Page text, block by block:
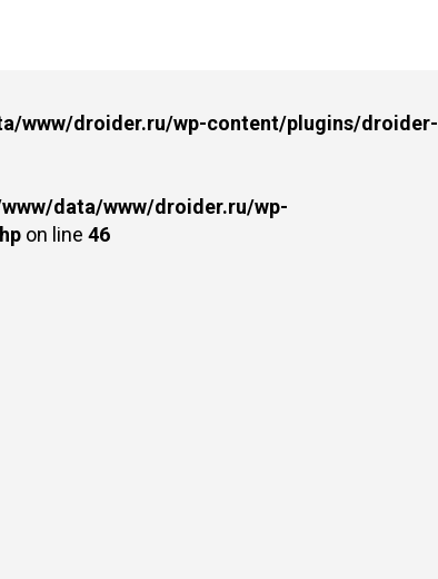
www/droider.ru/wp-content/plugins/droider-
data/www/droider.ru/wp-
on line 46